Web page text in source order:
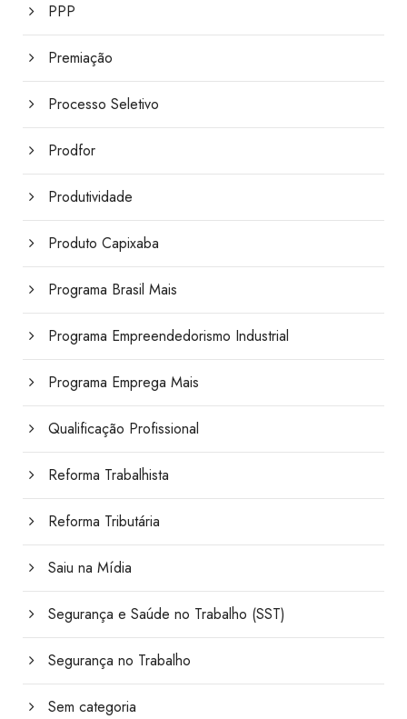
PPP
Premiação
Processo Seletivo
Prodfor
Produtividade
Produto Capixaba
Programa Brasil Mais
Programa Empreendedorismo Industrial
Programa Emprega Mais
Qualificação Profissional
Reforma Trabalhista
Reforma Tributária
Saiu na Mídia
Segurança e Saúde no Trabalho (SST)
Segurança no Trabalho
Sem categoria